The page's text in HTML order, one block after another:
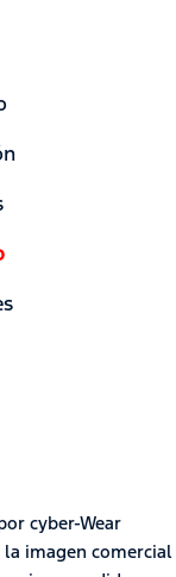
cyber-Wear
la imagen comercial